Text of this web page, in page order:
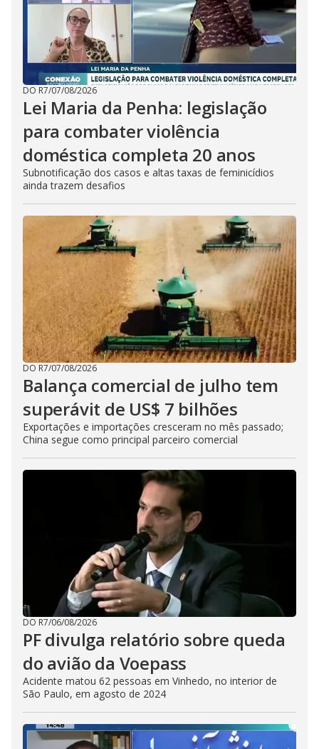
DO R7/07/08/2026
Lei Maria da Penha: legislação
para combater violência
doméstica completa 20 anos
Subnotificação dos casos e altas taxas de feminicídios
ainda trazem desafios
DO R7/07/08/2026
Balança comercial de julho tem
superávit de US$ 7 bilhões
Exportações e importações cresceram no mês passado;
China segue como principal parceiro comercial
DO R7/06/08/2026
PF divulga relatório sobre queda
do avião da Voepass
Acidente matou 62 pessoas em Vinhedo, no interior de
São Paulo, em agosto de 2024